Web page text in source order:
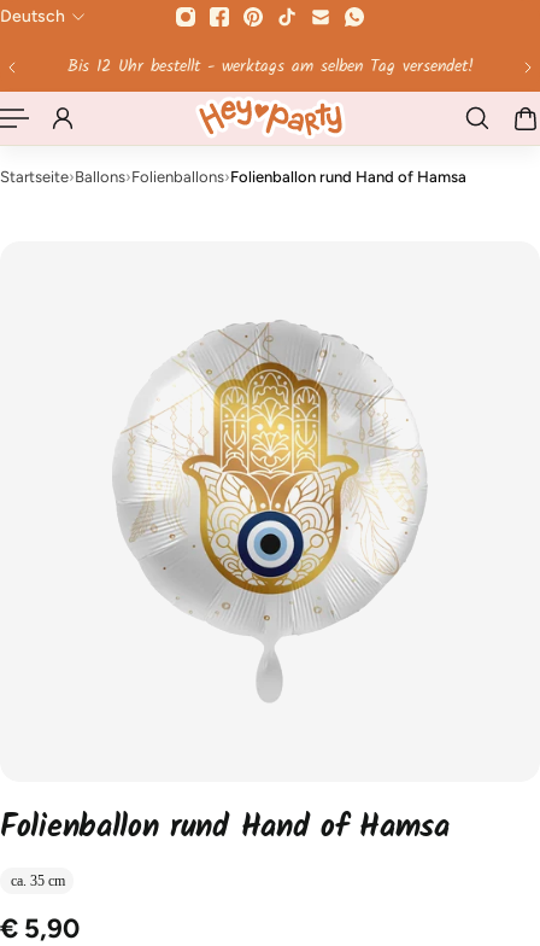
Ab 60 € Versandkosten geschenkt!
Deutsch
Startseite›Ballons›Folienballons›Folienballon rund Hand of Hamsa
Folienballon rund Hand of Hamsa
ca. 35 cm
€ 5,90